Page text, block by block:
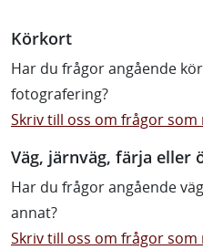
Körkort
Har du frågor angående
fotografering?
Skriv till oss om frågor
Väg, järnväg, färja eller
Har du frågor angående
annat?
Skriv till oss om frågor